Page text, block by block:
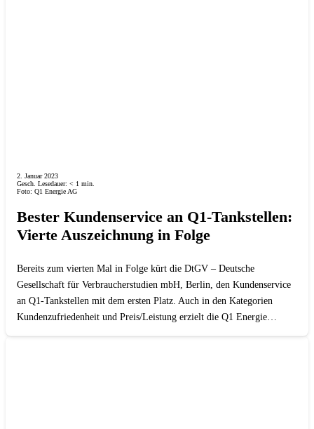
2. Januar 2023
Gesch. Lesedauer: < 1 min.
Foto: Q1 Energie AG
Bester Kundenservice an Q1-Tankstellen:
Vierte Auszeichnung in Folge
Bereits zum vierten Mal in Folge kürt die DtGV – Deutsche
Gesellschaft für Verbraucherstudien mbH, Berlin, den Kundenservice
an Q1-Tankstellen mit dem ersten Platz. Auch in den Kategorien
Kundenzufriedenheit und Preis/Leistung erzielt die Q1 Energie…